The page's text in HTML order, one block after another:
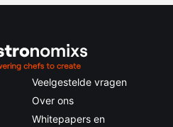
Veelgestelde vragen
Over ons
Whitepapers en